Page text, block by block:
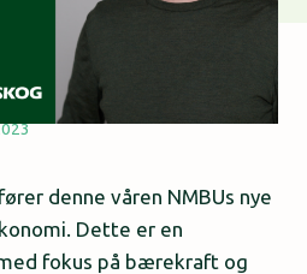
denne våren NMBUs nye
Dette er en
fokus på bærekraft og